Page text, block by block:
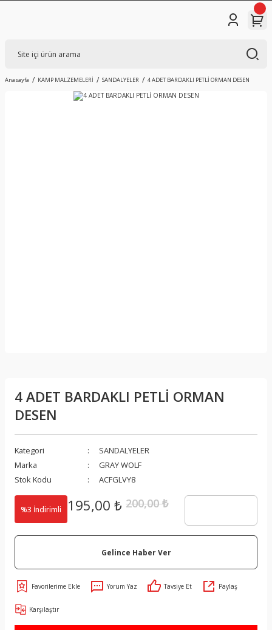
Anasayfa KAMP MALZEMELERİ SANDALYELER 4 ADET BARDAKLI PETLİ ORMAN DESEN
4 ADET BARDAKLI PETLİ ORMAN
DESEN
Kategori
SANDALYELER
Marka
GRAY WOLF
Stok Kodu
ACFGLVY8
%3 İndirimli 195,00 ₺ 200,00 ₺
Gelince Haber Ver
Yorum Yaz Tavsiye Et Paylaş
Karşılaştır